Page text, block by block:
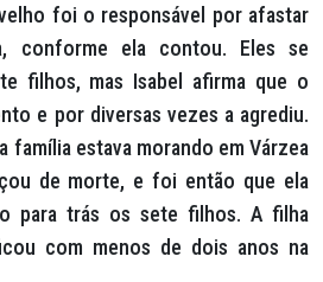
foi o responsável por afastar
conforme ela contou. Eles se
filhos, mas Isabel afirma que o
e por diversas vezes a agrediu.
família estava morando em Várzea
de morte, e foi então que ela
para trás os sete filhos. A filha
com menos de dois anos na